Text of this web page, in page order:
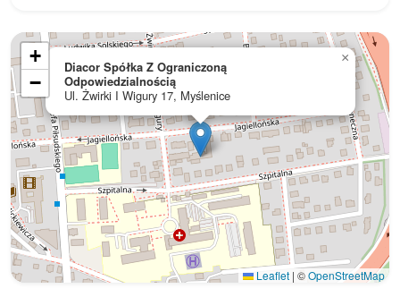
Diacor Spółka Z Ograniczoną
Odpowiedzialnością
Ul. Żwirki I Wigury 17, Myślenice
×
+
−
Leaflet | ©OpenStreetMap